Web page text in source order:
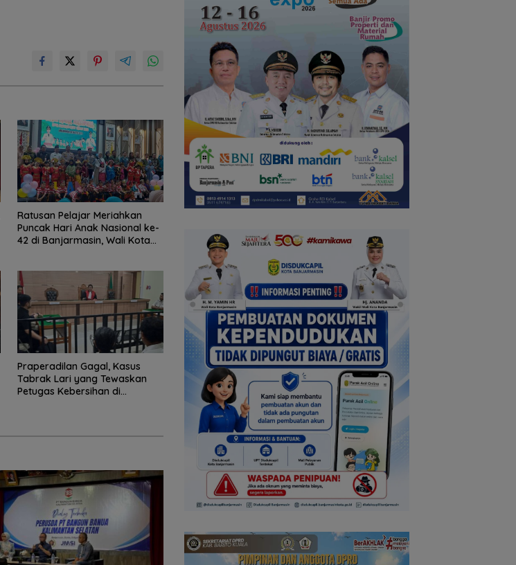
Ratusan Pelajar Meriahkan
Puncak Hari Anak Nasional ke-
42 di Banjarmasin, Wali Kota
Praperadilan Gagal, Kasus
Tabrak Lari yang Tewaskan
Petugas Kebersihan di